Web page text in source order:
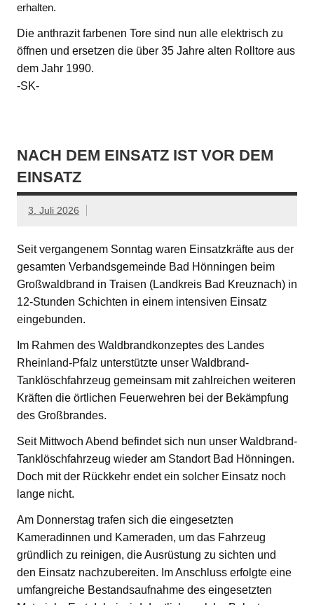
erhalten.
Die anthrazit farbenen Tore sind nun alle elektrisch zu
öffnen und ersetzen die über 35 Jahre alten Rolltore aus
dem Jahr 1990.
-SK-
NACH DEM EINSATZ IST VOR DEM
EINSATZ
3. Juli 2026
Seit vergangenem Sonntag waren Einsatzkräfte aus der
gesamten Verbandsgemeinde Bad Hönningen beim
Großwaldbrand in Traisen (Landkreis Bad Kreuznach) in
12-Stunden Schichten in einem intensiven Einsatz
eingebunden.
Im Rahmen des Waldbrandkonzeptes des Landes
Rheinland-Pfalz unterstützte unser Waldbrand-
Tanklöschfahrzeug gemeinsam mit zahlreichen weiteren
Kräften die örtlichen Feuerwehren bei der Bekämpfung
des Großbrandes.
Seit Mittwoch Abend befindet sich nun unser Waldbrand-
Tanklöschfahrzeug wieder am Standort Bad Hönningen.
Doch mit der Rückkehr endet ein solcher Einsatz noch
lange nicht.
Am Donnerstag trafen sich die eingesetzten
Kameradinnen und Kameraden, um das Fahrzeug
gründlich zu reinigen, die Ausrüstung zu sichten und
den Einsatz nachzubereiten. Im Anschluss erfolgte eine
umfangreiche Bestandsaufnahme des eingesetzten